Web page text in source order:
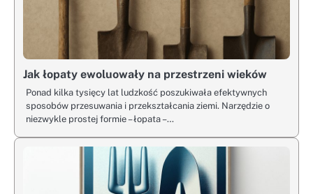
Jak łopaty ewoluowały na przestrzeni wieków
Ponad kilka tysięcy lat ludzkość poszukiwała efektywnych
sposobów przesuwania i przekształcania ziemi. Narzędzie o
niezwykle prostej formie – łopata –…